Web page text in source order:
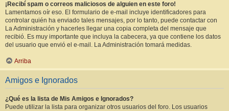
¡Recibí spam o correos maliciosos de alguien en este foro!
Lamentamos oír eso. El formulario de e-mail incluye identificadores para
controlar quién ha enviado tales mensajes, por lo tanto, puede contactar con
La Administración y hacerles llegar una copia completa del mensaje que
recibió. Es muy importante que incluya la cabecera, ya que contiene los datos
del usuario que envió el e-mail. La Administración tomará medidas.
Arriba
Amigos e Ignorados
¿Qué es la lista de Mis Amigos e Ignorados?
Puede utilizar la lista para organizar otros usuarios del foro. Los usuarios